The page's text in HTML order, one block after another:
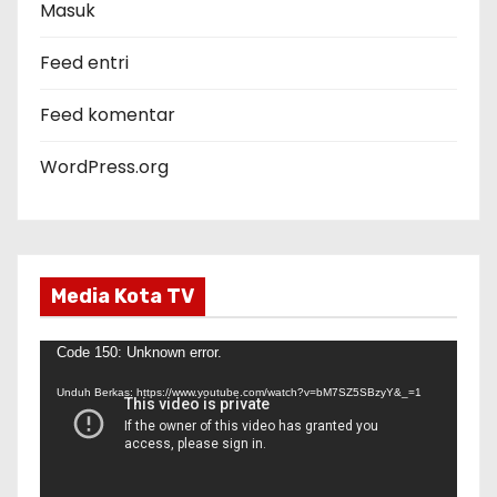
r
Masuk
Feed entri
Feed komentar
WordPress.org
Media Kota TV
Code 150: Unknown error.
Unduh Berkas: https://www.youtube.com/watch?v=bM7SZ5SBzyY&_=1